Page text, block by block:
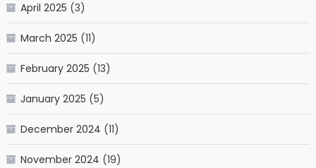
April 2025 (3)
March 2025 (11)
February 2025 (13)
January 2025 (5)
December 2024 (11)
November 2024 (19)